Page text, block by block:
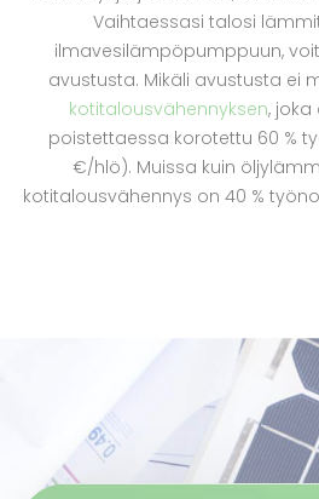
Vaihtaessasi talosi
ilmavesilämpöpumppuun,
avustusta. Mikäli avustusta ei
kotitalousvähennyksen,
poistettaessa korotettu 60 %
€/hlö). Muissa kuin
kotitalousvähennys on 40 %